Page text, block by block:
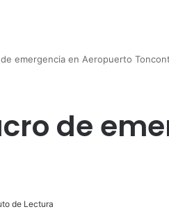
de emergencia en Aeropuerto
de
de Lectura